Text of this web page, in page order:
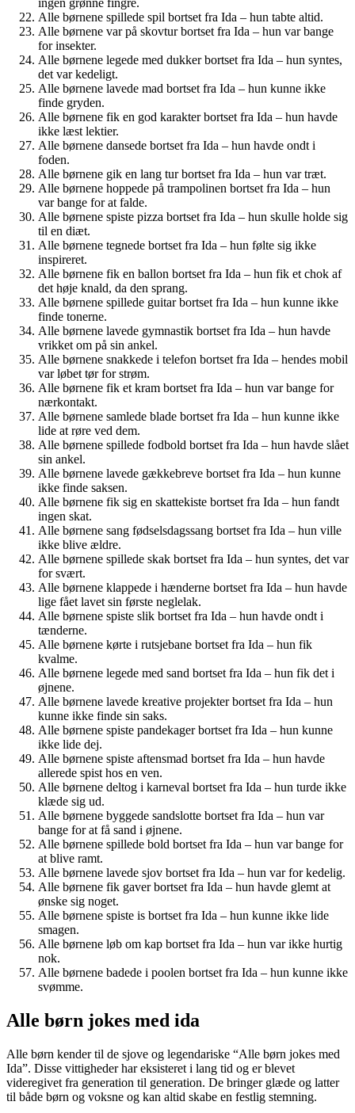
Alle børnene spillede spil bortset fra Ida – hun tabte altid.
Alle børnene var på skovtur bortset fra Ida – hun var bange
for insekter.
Alle børnene legede med dukker bortset fra Ida – hun syntes,
det var kedeligt.
Alle børnene lavede mad bortset fra Ida – hun kunne ikke
finde gryden.
Alle børnene fik en god karakter bortset fra Ida – hun havde
ikke læst lektier.
Alle børnene dansede bortset fra Ida – hun havde ondt i
foden.
Alle børnene gik en lang tur bortset fra Ida – hun var træt.
Alle børnene hoppede på trampolinen bortset fra Ida – hun
var bange for at falde.
Alle børnene spiste pizza bortset fra Ida – hun skulle holde sig
til en diæt.
Alle børnene tegnede bortset fra Ida – hun følte sig ikke
inspireret.
Alle børnene fik en ballon bortset fra Ida – hun fik et chok af
det høje knald, da den sprang.
Alle børnene spillede guitar bortset fra Ida – hun kunne ikke
finde tonerne.
Alle børnene lavede gymnastik bortset fra Ida – hun havde
vrikket om på sin ankel.
Alle børnene snakkede i telefon bortset fra Ida – hendes mobil
var løbet tør for strøm.
Alle børnene fik et kram bortset fra Ida – hun var bange for
nærkontakt.
Alle børnene samlede blade bortset fra Ida – hun kunne ikke
lide at røre ved dem.
Alle børnene spillede fodbold bortset fra Ida – hun havde slået
sin ankel.
Alle børnene lavede gækkebreve bortset fra Ida – hun kunne
ikke finde saksen.
Alle børnene fik sig en skattekiste bortset fra Ida – hun fandt
ingen skat.
Alle børnene sang fødselsdagssang bortset fra Ida – hun ville
ikke blive ældre.
Alle børnene spillede skak bortset fra Ida – hun syntes, det var
for svært.
Alle børnene klappede i hænderne bortset fra Ida – hun havde
lige fået lavet sin første neglelak.
Alle børnene spiste slik bortset fra Ida – hun havde ondt i
tænderne.
Alle børnene kørte i rutsjebane bortset fra Ida – hun fik
kvalme.
Alle børnene legede med sand bortset fra Ida – hun fik det i
øjnene.
Alle børnene lavede kreative projekter bortset fra Ida – hun
kunne ikke finde sin saks.
Alle børnene spiste pandekager bortset fra Ida – hun kunne
ikke lide dej.
Alle børnene spiste aftensmad bortset fra Ida – hun havde
allerede spist hos en ven.
Alle børnene deltog i karneval bortset fra Ida – hun turde ikke
klæde sig ud.
Alle børnene byggede sandslotte bortset fra Ida – hun var
bange for at få sand i øjnene.
Alle børnene spillede bold bortset fra Ida – hun var bange for
at blive ramt.
Alle børnene lavede sjov bortset fra Ida – hun var for kedelig.
Alle børnene fik gaver bortset fra Ida – hun havde glemt at
ønske sig noget.
Alle børnene spiste is bortset fra Ida – hun kunne ikke lide
smagen.
Alle børnene løb om kap bortset fra Ida – hun var ikke hurtig
nok.
Alle børnene badede i poolen bortset fra Ida – hun kunne ikke
svømme.
Alle børn jokes med ida
Alle børn kender til de sjove og legendariske “Alle børn jokes med
Ida”. Disse vittigheder har eksisteret i lang tid og er blevet
videregivet fra generation til generation. De bringer glæde og latter
til både børn og voksne og kan altid skabe en festlig stemning.